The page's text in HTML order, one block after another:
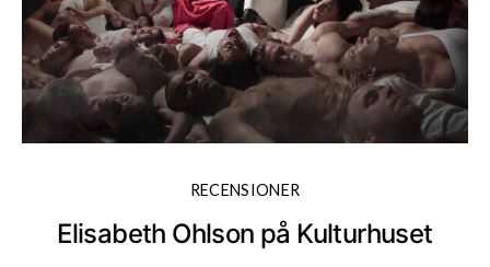
RECENSIONER
Elisabeth Ohlson på Kulturhuset